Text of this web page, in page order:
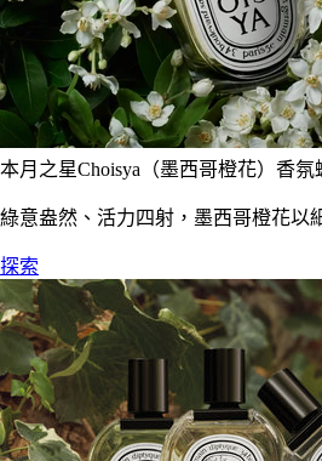
本月之星Choisya（墨西哥橙花）香氛
綠意盎然、活力四射，墨西哥橙花以
探索